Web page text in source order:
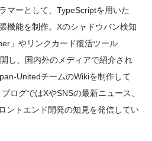
マーとして、TypeScriptを用いた
機能を制作。Xのシャドウバン検知
」やリンクカード復活ツール
し、国内外のメディアで紹介され
UnitedチームのWikiを制作して
ログではXやSNSの最新ニュース、
ントエンド開発の知見を発信してい